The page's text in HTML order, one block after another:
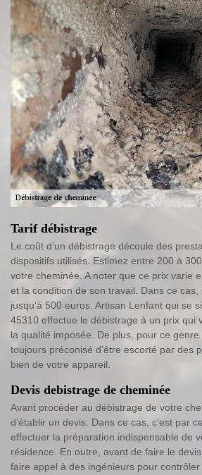
Tarif débistrage
Le coût d’un débistrage découle des
dispositifs utilisés. Estimez entre 200 à
votre cheminée. A noter que ce prix varie
et la condition de son travail. Dans ce
jusqu’à 500 euros. Artisan Lenfant qui se
45310 effectue le débistrage à un prix qui
la qualité imposée. De plus, pour ce
toujours préconisé d’être escorté par des
bien de votre appareil.
Devis debistrage de cheminée
Avant procéder au débistrage de votre
d’établir un devis. Dans ce cas, c’est par
effectuer la préparation indispensable de
résidence. En outre, avant de faire le
faire appel à des ingénieurs pour contrôler